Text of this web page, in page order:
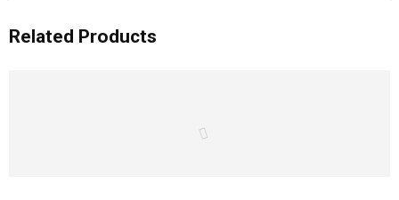
Related Products